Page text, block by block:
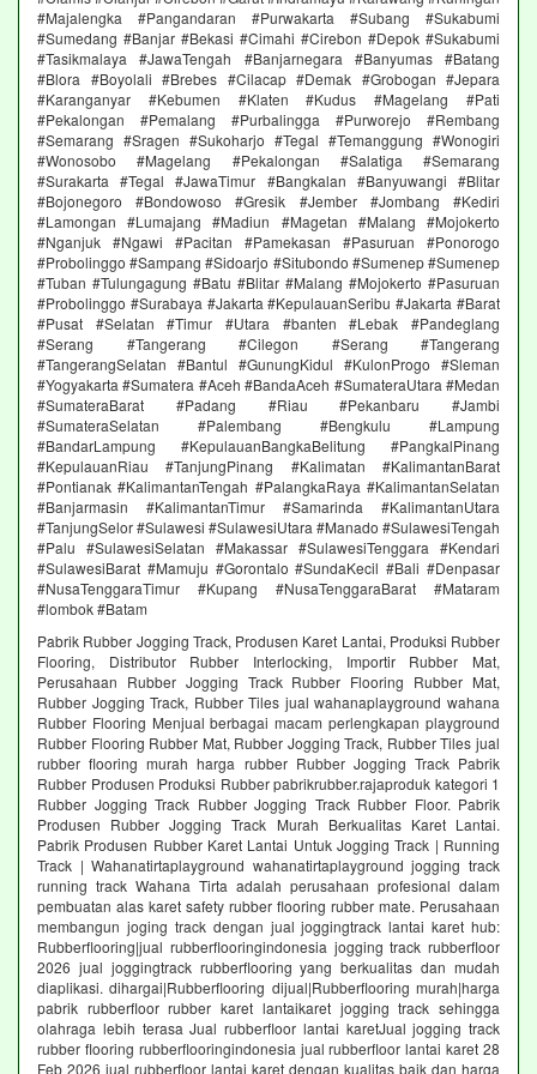
#Majalengka #Pangandaran #Purwakarta #Subang #Sukabumi
#Sumedang #Banjar #Bekasi #Cimahi #Cirebon #Depok #Sukabumi
#Tasikmalaya #JawaTengah #Banjarnegara #Banyumas #Batang
#Blora #Boyolali #Brebes #Cilacap #Demak #Grobogan #Jepara
#Karanganyar #Kebumen #Klaten #Kudus #Magelang #Pati
#Pekalongan #Pemalang #Purbalingga #Purworejo #Rembang
#Semarang #Sragen #Sukoharjo #Tegal #Temanggung #Wonogiri
#Wonosobo #Magelang #Pekalongan #Salatiga #Semarang
#Surakarta #Tegal #JawaTimur #Bangkalan #Banyuwangi #Blitar
#Bojonegoro #Bondowoso #Gresik #Jember #Jombang #Kediri
#Lamongan #Lumajang #Madiun #Magetan #Malang #Mojokerto
#Nganjuk #Ngawi #Pacitan #Pamekasan #Pasuruan #Ponorogo
#Probolinggo #Sampang #Sidoarjo #Situbondo #Sumenep #Sumenep
#Tuban #Tulungagung #Batu #Blitar #Malang #Mojokerto #Pasuruan
#Probolinggo #Surabaya #Jakarta #KepulauanSeribu #Jakarta #Barat
#Pusat #Selatan #Timur #Utara #banten #Lebak #Pandeglang
#Serang #Tangerang #Cilegon #Serang #Tangerang
#TangerangSelatan #Bantul #GunungKidul #KulonProgo #Sleman
#Yogyakarta #Sumatera #Aceh #BandaAceh #SumateraUtara #Medan
#SumateraBarat #Padang #Riau #Pekanbaru #Jambi
#SumateraSelatan #Palembang #Bengkulu #Lampung
#BandarLampung #KepulauanBangkaBelitung #PangkalPinang
#KepulauanRiau #TanjungPinang #Kalimatan #KalimantanBarat
#Pontianak #KalimantanTengah #PalangkaRaya #KalimantanSelatan
#Banjarmasin #KalimantanTimur #Samarinda #KalimantanUtara
#TanjungSelor #Sulawesi #SulawesiUtara #Manado #SulawesiTengah
#Palu #SulawesiSelatan #Makassar #SulawesiTenggara #Kendari
#SulawesiBarat #Mamuju #Gorontalo #SundaKecil #Bali #Denpasar
#NusaTenggaraTimur #Kupang #NusaTenggaraBarat #Mataram
#lombok #Batam
Pabrik Rubber Jogging Track, Produsen Karet Lantai, Produksi Rubber
Flooring, Distributor Rubber Interlocking, Importir Rubber Mat,
Perusahaan Rubber Jogging Track Rubber Flooring Rubber Mat,
Rubber Jogging Track, Rubber Tiles jual wahanaplayground wahana
Rubber Flooring Menjual berbagai macam perlengkapan playground
Rubber Flooring Rubber Mat, Rubber Jogging Track, Rubber Tiles jual
rubber flooring murah harga rubber Rubber Jogging Track Pabrik
Rubber Produsen Produksi Rubber pabrikrubber.rajaproduk kategori 1
Rubber Jogging Track Rubber Jogging Track Rubber Floor. Pabrik
Produsen Rubber Jogging Track Murah Berkualitas Karet Lantai.
Pabrik Produsen Rubber Karet Lantai Untuk Jogging Track | Running
Track | Wahanatirtaplayground wahanatirtaplayground jogging track
running track Wahana Tirta adalah perusahaan profesional dalam
pembuatan alas karet safety rubber flooring rubber mate. Perusahaan
membangun joging track dengan jual joggingtrack lantai karet hub:
Rubberflooring|jual rubberflooringindonesia jogging track rubberfloor
2026 jual joggingtrack rubberflooring yang berkualitas dan mudah
diaplikasi. dihargai|Rubberflooring dijual|Rubberflooring murah|harga
pabrik rubberfloor rubber karet lantaikaret jogging track sehingga
olahraga lebih terasa Jual rubberfloor lantai karetJual jogging track
rubber flooring rubberflooringindonesia jual rubberfloor lantai karet 28
Feb 2026 jual rubberfloor lantai karet dengan kualitas baik dan harga